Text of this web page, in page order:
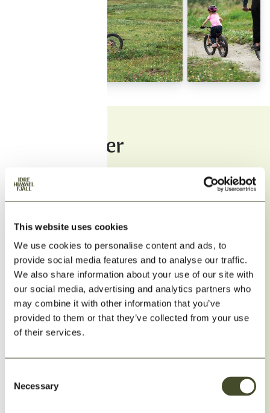
This website uses cookies
We use cookies to personalise content and ads, to
provide social media features and to analyse our traffic.
We also share information about your use of our site with
our social media, advertising and analytics partners who
may combine it with other information that you’ve
provided to them or that they’ve collected from your use
of their services.
Selection
Necessary
Upptäck mer
Sommaraktiviteter
Fjällupplevelser med hund
vandring med hund.